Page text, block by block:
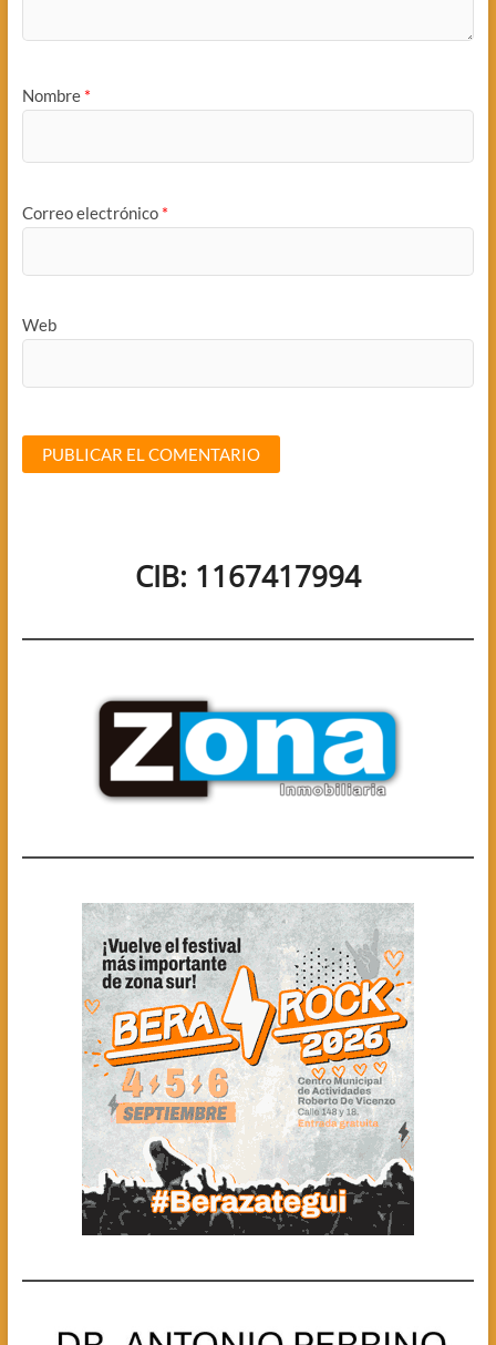
Nombre *
Correo electrónico *
Web
CIB: 1167417994